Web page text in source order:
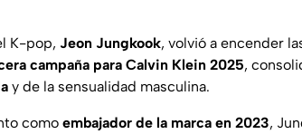
K-pop, Jeon Jungkook, volvió a encender
campaña para Calvin Klein 2025,
y de la sensualidad masculina.
como embajador de la marca en 2023,